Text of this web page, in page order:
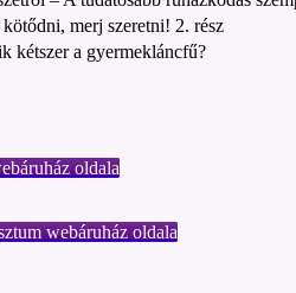
merj szeretni! 2. rész
kétszer a gyermekláncfű?
oldala
webáruház oldala